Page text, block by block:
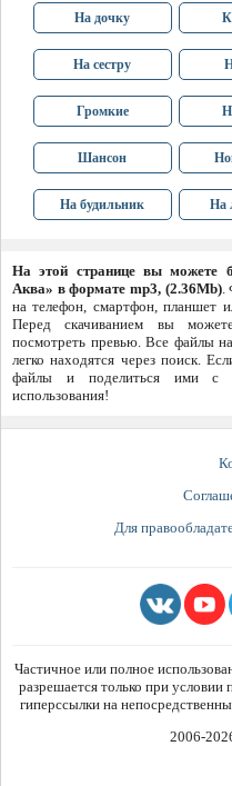
На дочку
На сестру
Громкие
Шансон
На будильник На
На этой странице вы можете
Аква» в формате mp3, (2.36Mb).
на телефон, смартфон, планшет
Перед скачиванием вы
посмотреть превью. Все файлы
легко находятся через поиск.
файлы и поделиться ими с
использования!
Для
Частичное или полное
разрешается только при
гиперссылки на
2006-